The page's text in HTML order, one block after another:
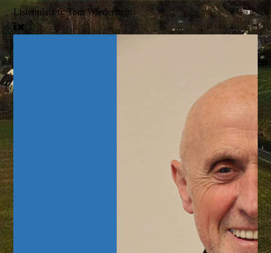
Listenplatz 6: Tom Wiederstein